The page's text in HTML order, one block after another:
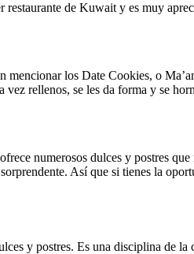
restaurante de Kuwait y es muy
los Date Cookies, o
rellenos, se les da forma y se
numerosos dulces y postres
Así que si tienes la
y postres. Es una disciplina de